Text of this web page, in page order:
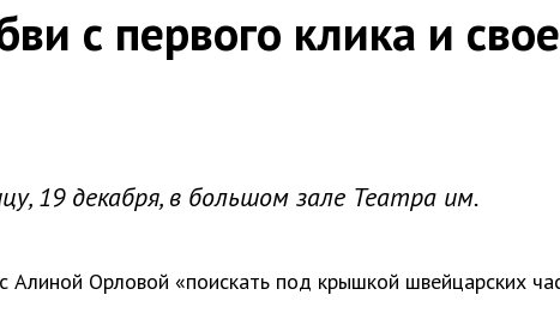
с первого клика и
19 декабря, в большом зале Театра им.
Алиной Орловой «поискать под крышкой швейцарских